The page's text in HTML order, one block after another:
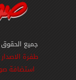
جميع
طفرة الاصدار
استضافة